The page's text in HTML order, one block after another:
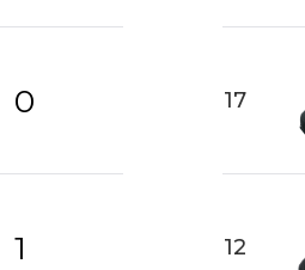
0
1
17
12